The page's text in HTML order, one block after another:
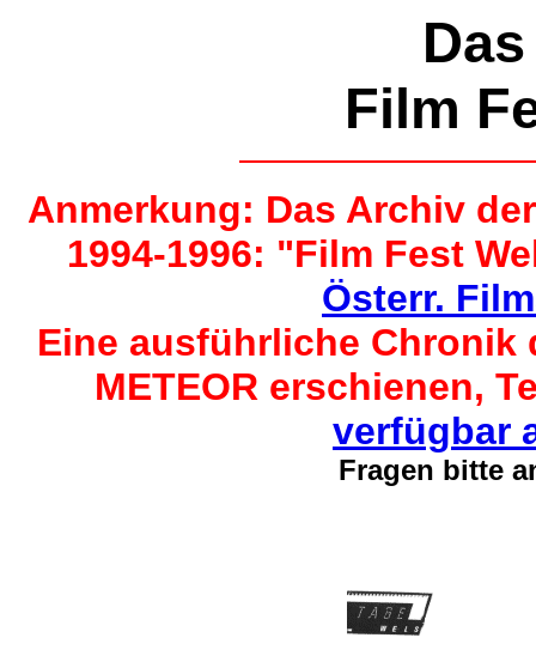
Film
Anmerkung: Das Archiv
1994-1996: "Film Fest
Österr.
Eine ausführliche
METEOR erschienen,
verfügbar
Fragen bitte